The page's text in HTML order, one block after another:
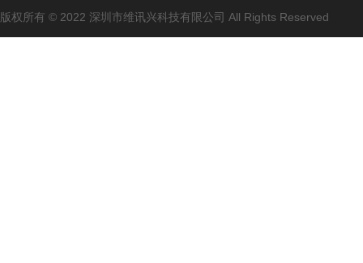
版权所有 © 2022 深圳市维讯兴科技有限公司 All Rights Reserved